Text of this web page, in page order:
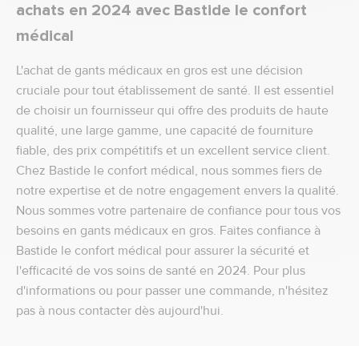
achats en 2024 avec Bastide le confort
médical
L'achat de gants médicaux en gros est une décision
cruciale pour tout établissement de santé. Il est essentiel
de choisir un fournisseur qui offre des produits de haute
qualité, une large gamme, une capacité de fourniture
fiable, des prix compétitifs et un excellent service client.
Chez Bastide le confort médical, nous sommes fiers de
notre expertise et de notre engagement envers la qualité.
Nous sommes votre partenaire de confiance pour tous vos
besoins en gants médicaux en gros. Faites confiance à
Bastide le confort médical pour assurer la sécurité et
l'efficacité de vos soins de santé en 2024. Pour plus
d'informations ou pour passer une commande, n'hésitez
pas à nous contacter dès aujourd'hui.